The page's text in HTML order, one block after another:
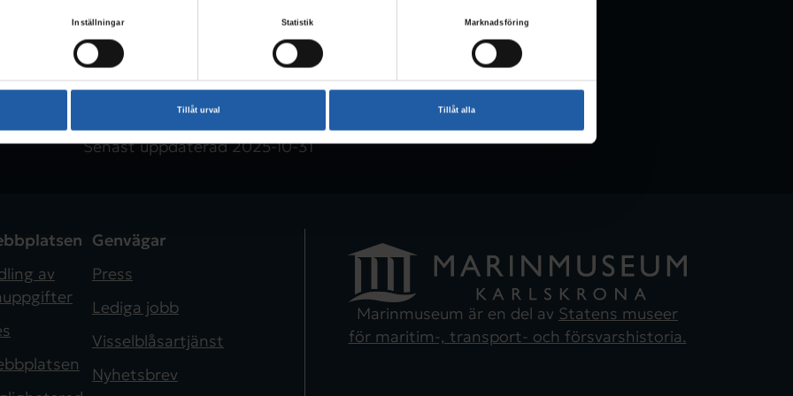
Inställningar Statistik Marknadsföring
Tillåt urval Tillåt alla
Senast uppdaterad2025-10-31
av
Genvägar
Press
Lediga jobb
Visselblåsartjänst
Nyhetsbrev
Marinmuseum är en del av Statens museer
för maritim-, transport- och försvarshistoria.